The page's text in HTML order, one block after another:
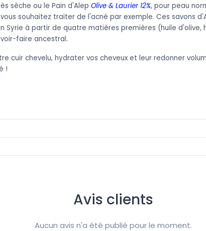
sèche ou le Pain d'Alep Olive & Laurier 12%, pour peau
souhaitez traiter de l'acné par exemple. Ces savons
Syrie à partir de quatre matières premières (huile d'olive,
faire ancestral.
cuir chevelu, hydrater vos cheveux et leur redonner
!
Avis clients
Aucun avis n'a été publié pour le moment.